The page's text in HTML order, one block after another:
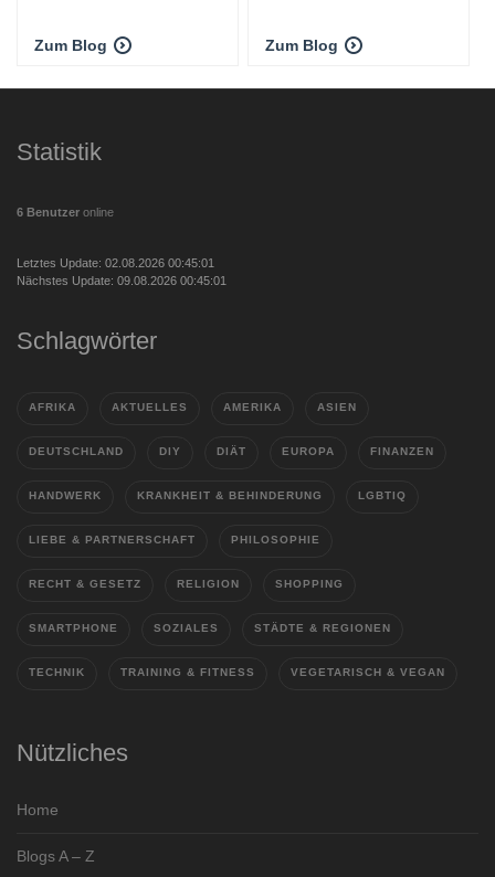
Zum Blog Zum Blog
Statistik
6 Benutzer online
Letztes Update: 02.08.2026 00:45:01
Nächstes Update: 09.08.2026 00:45:01
Schlagwörter
AFRIKA AKTUELLES AMERIKA ASIEN
DEUTSCHLAND DIY DIÄT EUROPA FINANZEN
HANDWERK KRANKHEIT & BEHINDERUNG LGBTIQ
LIEBE & PARTNERSCHAFT PHILOSOPHIE
RECHT & GESETZ RELIGION SHOPPING
SMARTPHONE SOZIALES STÄDTE & REGIONEN
TECHNIK TRAINING & FITNESS VEGETARISCH & VEGAN
Nützliches
Home
Blogs A – Z